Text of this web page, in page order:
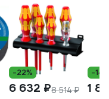
-22%
6 632 ₽8 514 ₽
-
1